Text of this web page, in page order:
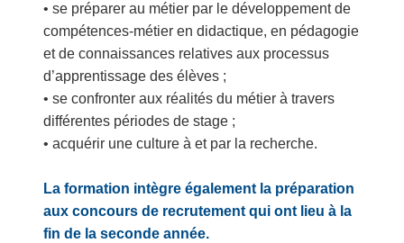
• se préparer au métier par le développement de
compétences-métier en didactique, en pédagogie
et de connaissances relatives aux processus
d’apprentissage des élèves ;
• se confronter aux réalités du métier à travers
différentes périodes de stage ;
• acquérir une culture à et par la recherche.
La formation intègre également la préparation
aux concours de recrutement qui ont lieu à la
fin de la seconde année.